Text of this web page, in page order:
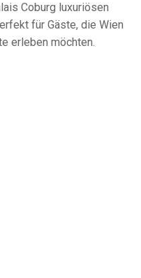
Coburg luxuriösen
für Gäste, die Wien
erleben möchten.